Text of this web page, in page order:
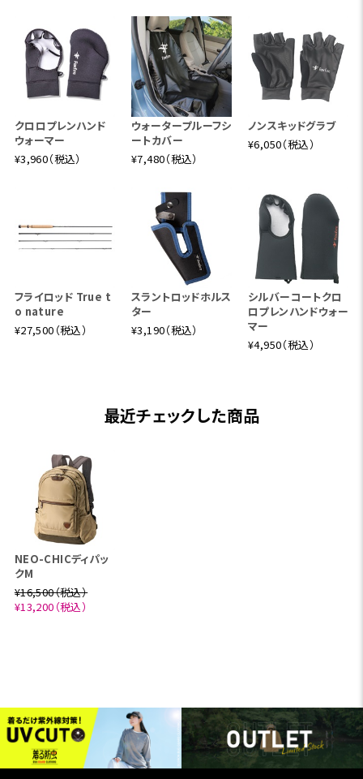
クロロプレンハンド
ウォーマー
¥3,960（税込）
ウォータープルーフシ
ートカバー
¥7,480（税込）
ノンスキッドグラブ
¥6,050（税込）
フライロッド True t
o nature
¥27,500（税込）
スラントロッドホルス
ター
¥3,190（税込）
シルバーコートクロ
ロプレンハンドウォー
マー
¥4,950（税込）
最近チェックした商品
NEO-CHICディパッ
クM
¥16,500（税込）
¥13,200（税込）